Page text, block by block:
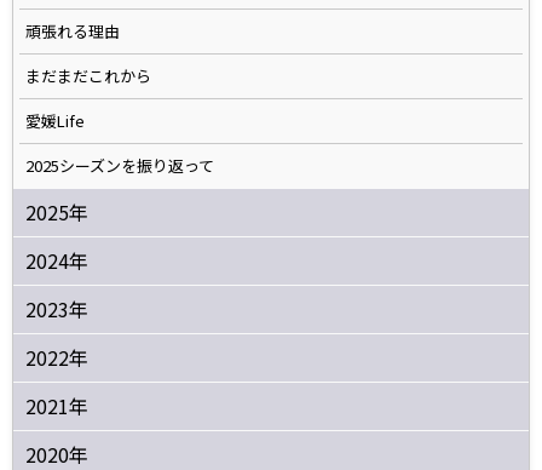
頑張れる理由
まだまだこれから
愛媛Life
2025シーズンを振り返って
2025年
2024年
2023年
2022年
2021年
2020年